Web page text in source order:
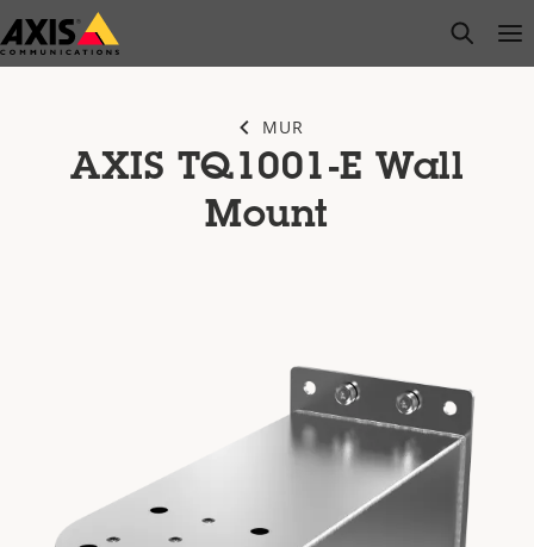
Passer
au
open
MUR
AXIS TQ1001-E Wall
Mount